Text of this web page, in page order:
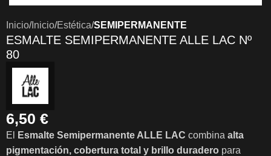
Inicio Inicio Estética SEMIPERMANENTE
ESMALTE SEMIPERMANENTE ALLE LAC Nº
80
6,50 €
El Esmalte Semipermanente ALLE LAC combina alta
pigmentación, cobertura total y brillo duradero para